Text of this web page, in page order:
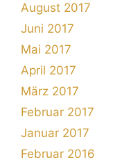
August 2017
Juni 2017
Mai 2017
April 2017
März 2017
Februar 2017
Januar 2017
Februar 2016